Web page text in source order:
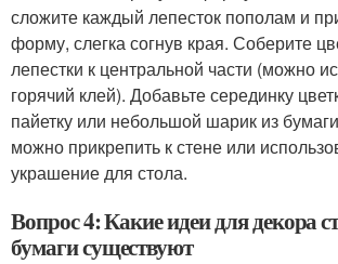
сложите каждый лепесток пополам и
форму, слегка согнув края. Соберите
лепестки к центральной части (можно
горячий клей). Добавьте серединку
пайетку или небольшой шарик из
можно прикрепить к стене или
украшение для стола.
Вопрос 4: Какие идеи для декора
бумаги существуют